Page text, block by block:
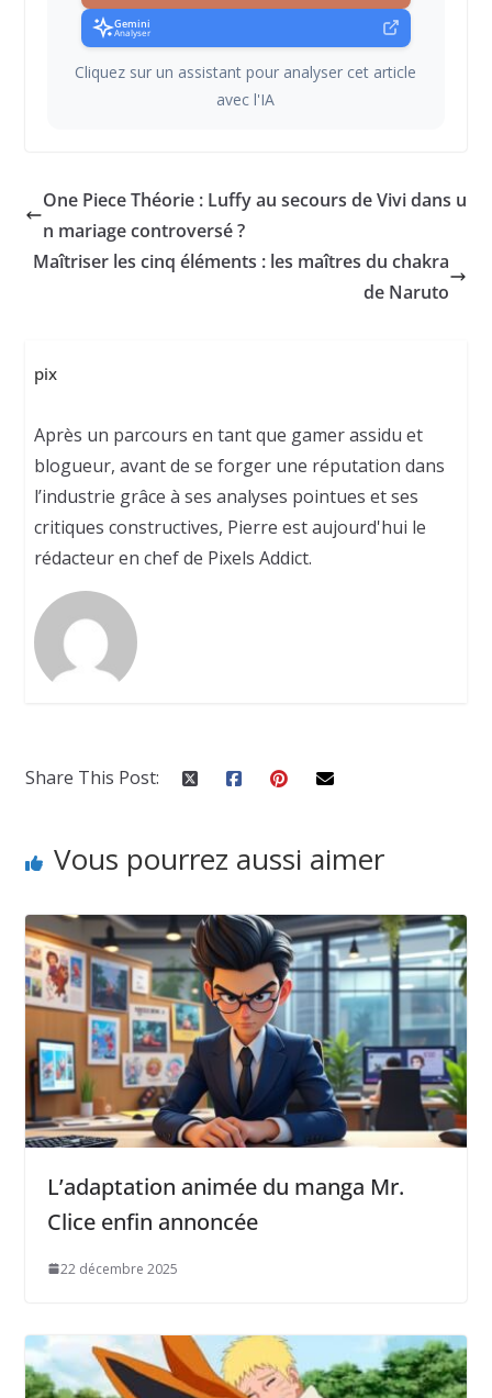
Gemini
Analyser
Cliquez sur un assistant pour analyser cet article
avec l'IA
One Piece Théorie : Luffy au secours de Vivi dans u
n mariage controversé ?
Maîtriser les cinq éléments : les maîtres du chakra
de Naruto
pix
Après un parcours en tant que gamer assidu et
blogueur, avant de se forger une réputation dans
l’industrie grâce à ses analyses pointues et ses
critiques constructives, Pierre est aujourd'hui le
rédacteur en chef de Pixels Addict.
Share This Post:
Vous pourrez aussi aimer
L’adaptation animée du manga Mr.
Clice enfin annoncée
22 décembre 2025